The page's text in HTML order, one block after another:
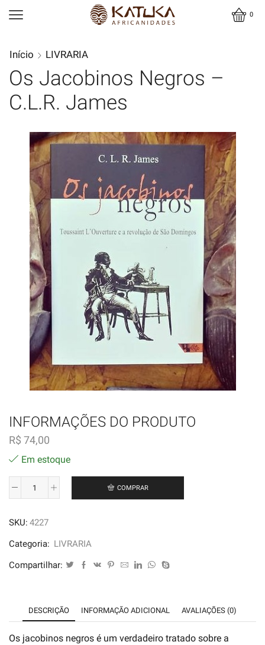
0
Início LIVRARIA
Os Jacobinos Negros –
C.L.R. James
INFORMAÇÕES DO PRODUTO
R$ 74,00
Em estoque
Negros
-
James
COMPRAR
SKU: 4227
Categoria: LIVRARIA
Compartilhar:
DESCRIÇÃO INFORMAÇÃO ADICIONAL AVALIAÇÕES (0)
Os jacobinos negros é um verdadeiro tratado sobre a